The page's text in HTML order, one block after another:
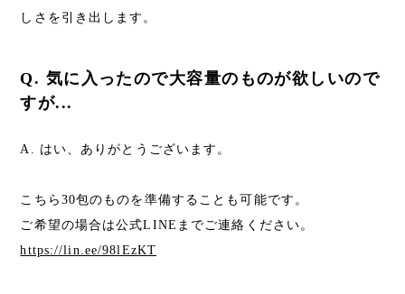
しさを引き出します。
Q. 気に入ったので大容量のものが欲しいので
すが...
A. はい、ありがとうございます。
こちら30包のものを準備することも可能です。
ご希望の場合は公式LINEまでご連絡ください。
https://lin.ee/98lEzKT